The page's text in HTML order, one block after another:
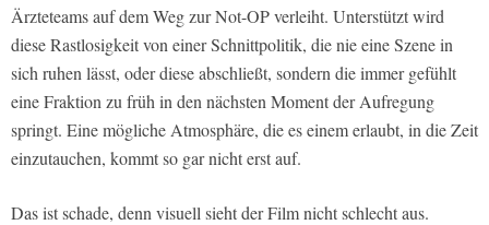
Ärzteteams auf dem Weg zur Not-OP verleiht. Unterstützt wird
diese Rastlosigkeit von einer Schnittpolitik, die nie eine Szene in
sich ruhen lässt, oder diese abschließt, sondern die immer gefühlt
eine Fraktion zu früh in den nächsten Moment der Aufregung
springt. Eine mögliche Atmosphäre, die es einem erlaubt, in die Zeit
einzutauchen, kommt so gar nicht erst auf.
Das ist schade, denn visuell sieht der Film nicht schlecht aus.